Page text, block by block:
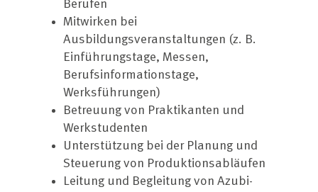
Berufen
Mitwirken bei
Ausbildungsveranstaltungen (z. B.
Einführungstage, Messen,
Berufsinformationstage,
Werksführungen)
Betreuung von Praktikanten und
Werkstudenten
Unterstützung bei der Planung und
Steuerung von Produktionsabläufen
Leitung und Begleitung von Azubi-